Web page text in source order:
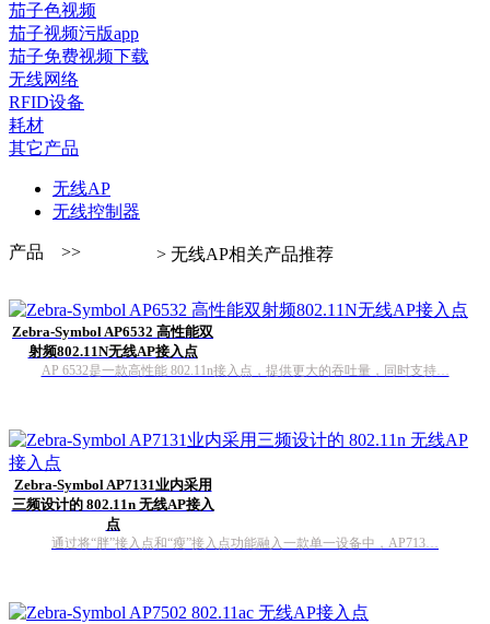
茄子色视频
茄子视频污版app
茄子免费视频下载
无线网络
RFID设备
耗材
其它产品
无线AP
无线控制器
产品 >> > 无线AP相关产品推荐
Zebra-Symbol AP6532 高性能双
射频802.11N无线AP接入点
AP 6532是一款高性能 802.11n接入点，提供更大的吞吐量，同时支持…
Zebra-Symbol AP7131业内采用
三频设计的 802.11n 无线AP接入
点
通过将“胖”接入点和“瘦”接入点功能融入一款单一设备中，AP713…